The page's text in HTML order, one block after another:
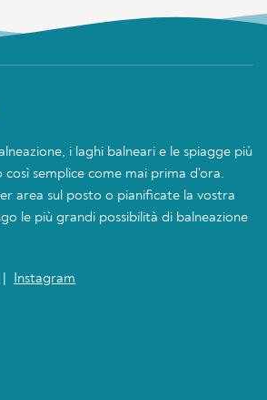
i laghi balneari e le spiagge più
così semplice come mai prima d'ora.
area sul posto o pianificate la vostra
le più grandi possibilità di balneazione
Instagram